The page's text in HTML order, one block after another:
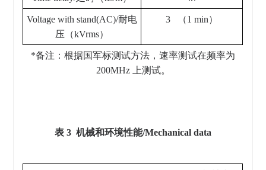
Voltage with stand(AC)/耐电
压（kVrms）
3 （1 min）
*备注：根据国军标测试方法，速率测试在频率为
200MHz 上测试。
表 3 机械和环境性能/Mechanical data